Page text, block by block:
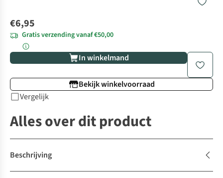
€6,95
Gratis verzending vanaf €50,00
In winkelmand
Bekijk winkelvoorraad
Vergelijk
Alles over dit product
Beschrijving